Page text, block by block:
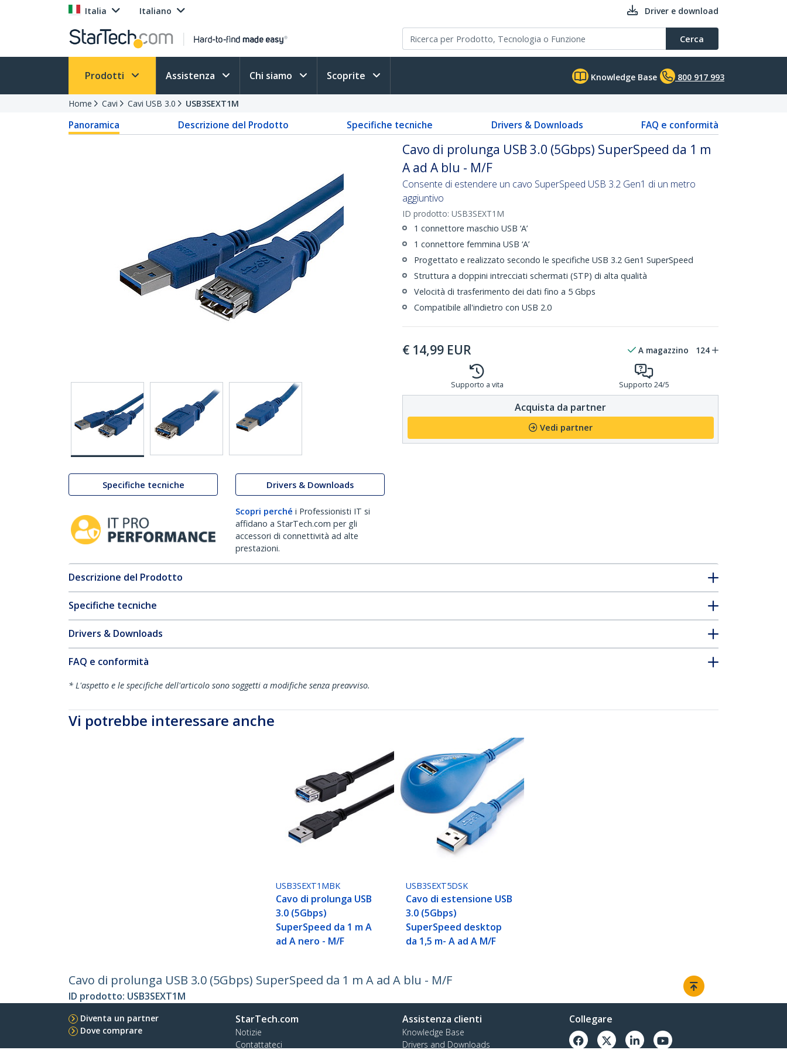
Italia Italiano Driver e download
Cerca
Prodotti Assistenza Chi siamo Scoprite Knowledge Base 800 917 993
Home Cavi Cavi USB 3.0 USB3SEXT1M
Panoramica Descrizione del Prodotto Specifiche tecniche Drivers & Downloads FAQ e conformità
Specifiche tecniche Drivers & Downloads
Scopri perché i Professionisti IT si
affidano a StarTech.com per gli
accessori di connettività ad alte
prestazioni.
Cavo di prolunga USB 3.0 (5Gbps) SuperSpeed da 1 m
A ad A blu - M/F
Consente di estendere un cavo SuperSpeed USB 3.2 Gen1 di un metro
aggiuntivo
ID prodotto: USB3SEXT1M
1 connettore maschio USB ‘A’
1 connettore femmina USB ‘A’
Progettato e realizzato secondo le specifiche USB 3.2 Gen1 SuperSpeed
Struttura a doppini intrecciati schermati (STP) di alta qualità
Velocità di trasferimento dei dati fino a 5 Gbps
Compatibile all'indietro con USB 2.0
€ 14,99 EUR A magazzino 124
Supporto a vita Supporto 24/5
Acquista da partner
Vedi partner
Descrizione del Prodotto
Specifiche tecniche
Drivers & Downloads
FAQ e conformità
* L'aspetto e le specifiche dell'articolo sono soggetti a modifiche senza preavviso.
Vi potrebbe interessare anche
USB3SEXT1MBK
Cavo di prolunga USB
3.0 (5Gbps)
SuperSpeed da 1 m A
ad A nero - M/F
USB3SEXT5DSK
Cavo di estensione USB
3.0 (5Gbps)
SuperSpeed desktop
da 1,5 m- A ad A M/F
Cavo di prolunga USB 3.0 (5Gbps) SuperSpeed da 1 m A ad A blu - M/F
ID prodotto: USB3SEXT1M
Diventa un partner
Dove comprare
StarTech.com
Notizie
Contattateci
Assistenza clienti
Knowledge Base
Drivers and Downloads
Collegare